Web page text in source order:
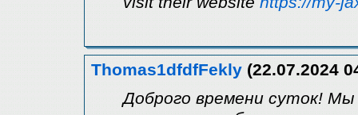
Thomas1dfdfFekly (22.07.2024
Доброго времени суток!